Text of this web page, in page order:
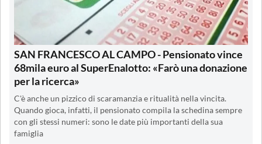
SAN FRANCESCO AL CAMPO - Pensionato vince
68mila euro al SuperEnalotto: «Farò una donazione
per la ricerca»
C'è anche un pizzico di scaramanzia e ritualità nella vincita.
Quando gioca, infatti, il pensionato compila la schedina sempre
con gli stessi numeri: sono le date più importanti della sua
famiglia